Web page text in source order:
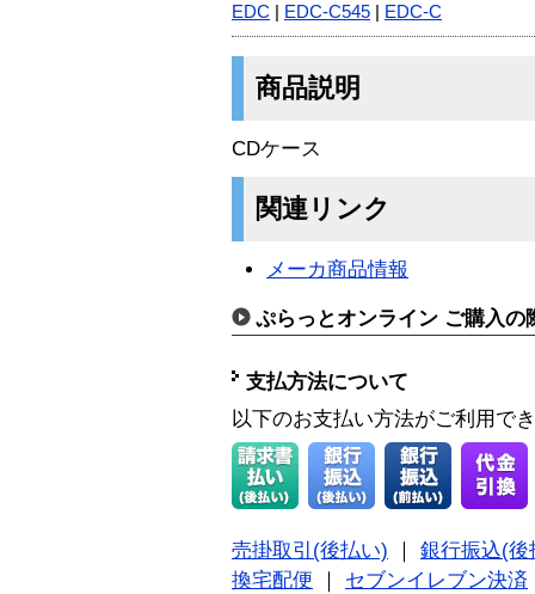
EDC EDC-C545 EDC-C
商品説明
CDケース
関連リンク
メーカ商品情報
ぷらっとオンライン ご購入の
支払方法について
以下のお支払い方法がご利用で
売掛取引(後払い)
銀行振込(後
換宅配便
セブンイレブン決済